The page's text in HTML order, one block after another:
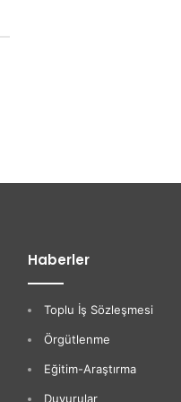
Haberler
Toplu İş Sözleşmesi
Örgütlenme
Eğitim-Araştırma
Duyurular